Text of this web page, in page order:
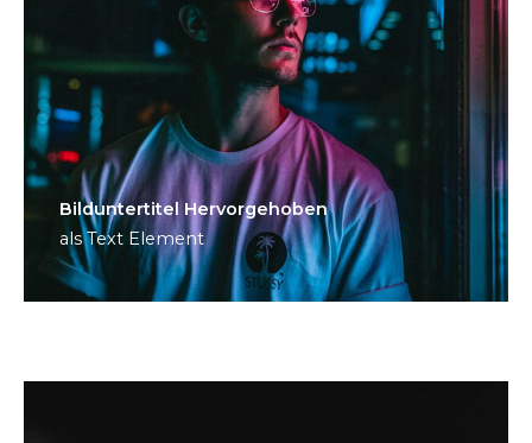
Bild­unter­titel Hervorgehoben
als Text Element